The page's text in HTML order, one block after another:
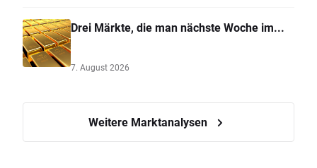
Drei Märkte, die man nächste Woche im...
7. August 2026
Weitere Marktanalysen